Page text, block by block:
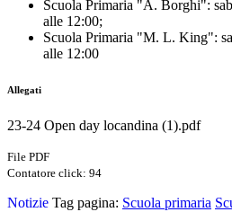
Scuola Primaria "A. Borghi":
alle 12:00;
Scuola Primaria "M. L. King":
alle 12:00
Allegati
23-24 Open day locandina (1).pdf
File PDF
Contatore click: 94
Notizie Tag pagina: Scuola primaria